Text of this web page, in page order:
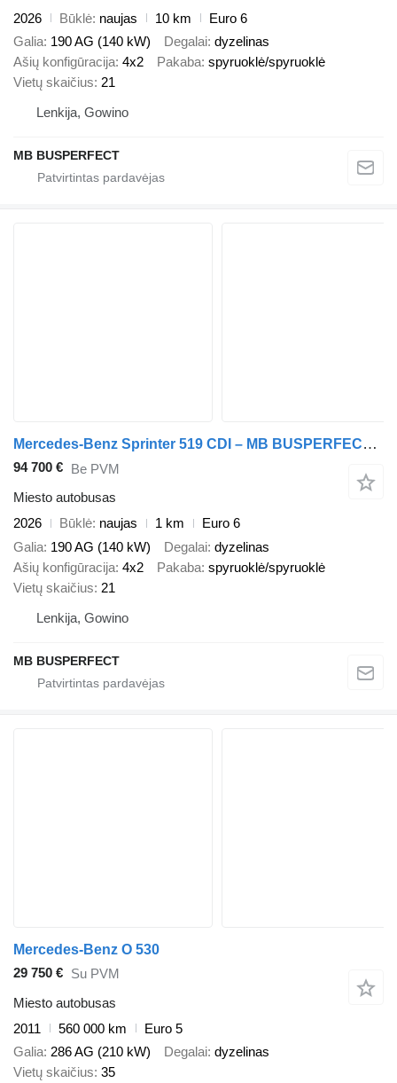
2026
Būklė naujas 10 km
Euro 6
Galia 190 AG (140 kW) Degalai dyzelinas
Ašių konfigūracija 4x2 Pakaba spyruoklė/spyruoklė
Vietų skaičius 21
Lenkija, Gowino
MB BUSPERFECT
Mercedes-Benz Sprinter 519 CDI – MB BUSPERFECT - Luxury Line
94 700 € Be PVM
Miesto autobusas
2026
Būklė naujas 1 km
Euro 6
Galia 190 AG (140 kW) Degalai dyzelinas
Ašių konfigūracija 4x2 Pakaba spyruoklė/spyruoklė
Vietų skaičius 21
Lenkija, Gowino
MB BUSPERFECT
Mercedes-Benz O 530
29 750 € Su PVM
Miesto autobusas
2011
560 000 km
Euro 5
Galia 286 AG (210 kW) Degalai dyzelinas
Vietų skaičius 35